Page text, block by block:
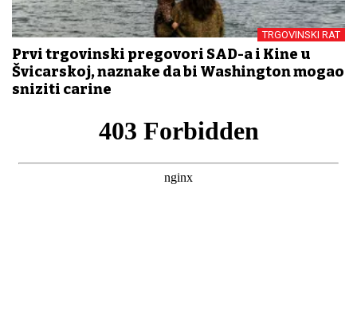
TRGOVINSKI RAT
Prvi trgovinski pregovori SAD-a i Kine u
Švicarskoj, naznake da bi Washington mogao
sniziti carine